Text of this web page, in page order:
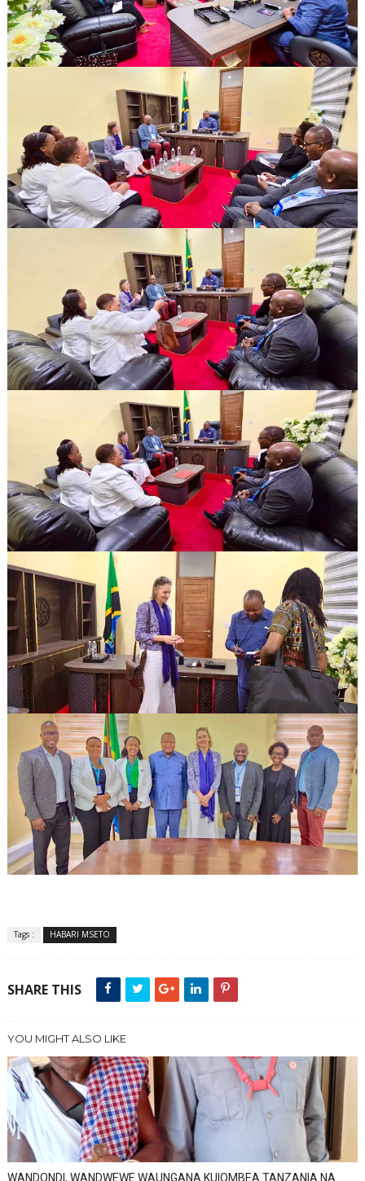
Tags : HABARI MSETO
SHARE THIS
YOU MIGHT ALSO LIKE
WANDONDI, WANDWEWE WAUNGANA KUIOMBEA TANZANIA NA